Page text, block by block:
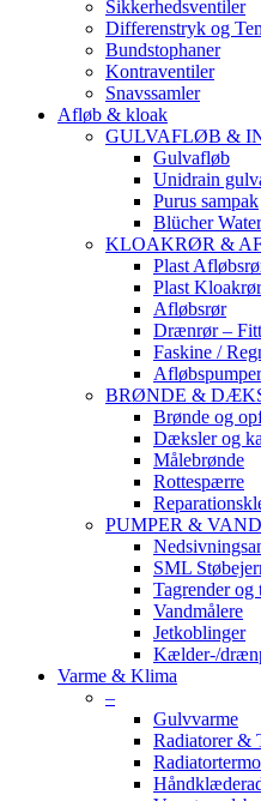
Sikkerhedsventiler
Differenstryk og
Bundstophaner
Kontraventiler
Snavssamler
Afløb & kloak
GULVAFLØB &
Gulvafløb
Unidrain
Purus sampak
Blücher
KLOAKRØR &
Plast
Plast
Afløbsrør
Drænrør –
Faskine /
Afløbspumper
BRØNDE &
Brønde og
Dæksler og
Målebrønde
Rottespærre
PUMPER & VAND
SML
Tagrender og
Vandmålere
Jetkoblinger
Kælder-/
Varme & Klima
–
Gulvvarme
Radiatorer &